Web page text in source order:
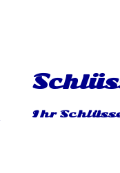
Ihr